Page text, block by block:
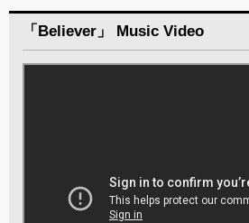
「Believer」 Music Video